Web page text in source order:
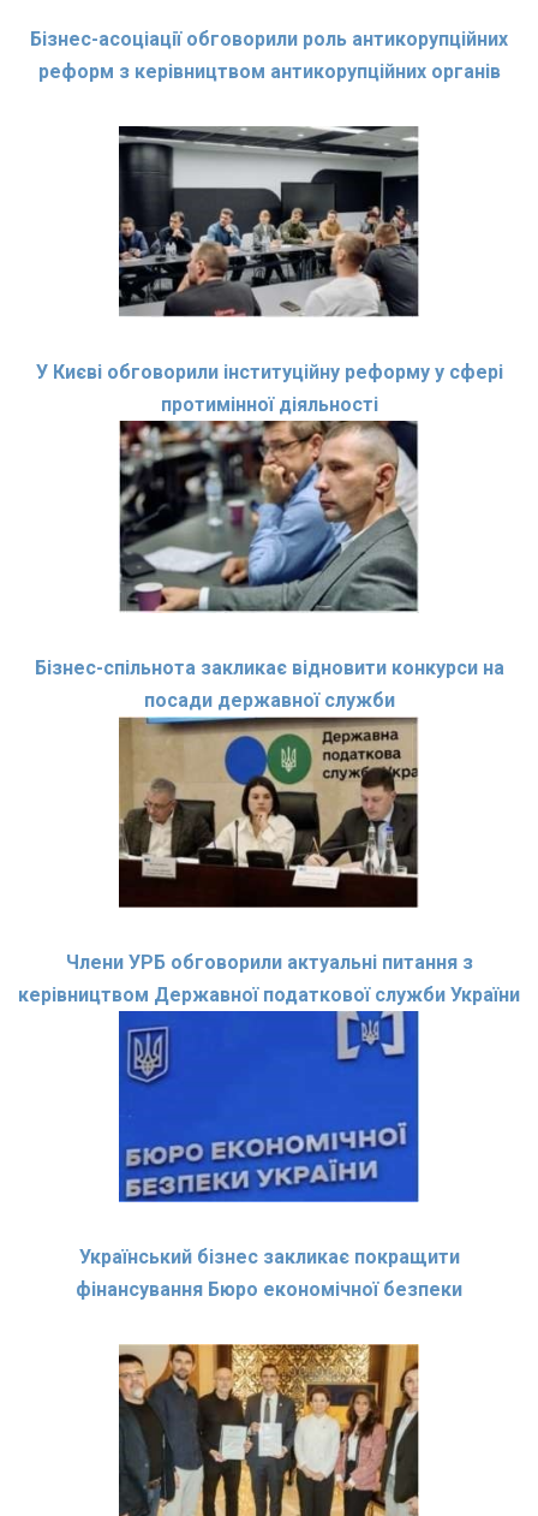
Бізнес-асоціації обговорили роль антикорупційних
реформ з керівництвом антикорупційних органів
У Києві обговорили інституційну реформу у сфері
протимінної діяльності
Бізнес-спільнота закликає відновити конкурси на
посади державної служби
Члени УРБ обговорили актуальні питання з
керівництвом Державної податкової служби України
Український бізнес закликає покращити
фінансування Бюро економічної безпеки